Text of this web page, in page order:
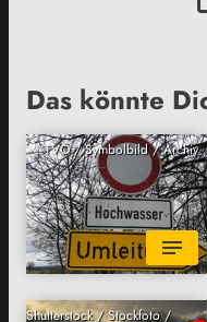
Das könnte
TVO / Symbolbild / Archiv
Shutterstock / Stockfoto /